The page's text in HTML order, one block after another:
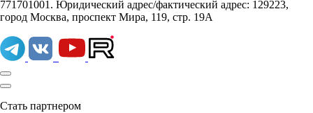
771701001. Юридический адрес/фактический адрес: 129223,
город Москва, проспект Мира, 119, стр. 19А
Стать партнером